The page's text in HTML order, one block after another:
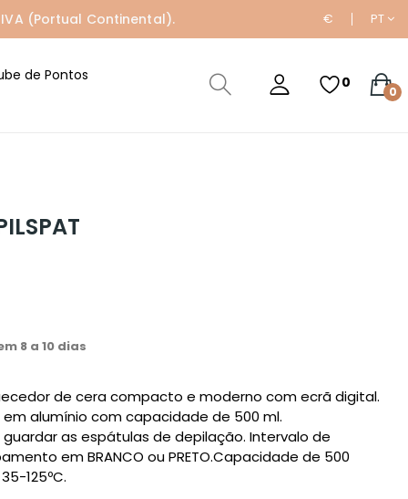
(Portual Continental). € PT
de Pontos
0
0
8 a 10 dias
de cera compacto e moderno com ecrã digital.
alumínio com capacidade de 500 ml.
as espátulas de depilação. Intervalo de
em BRANCO ou PRETO.Capacidade de 500
125ºC.